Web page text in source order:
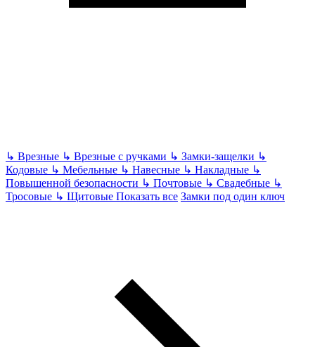
↳ Врезные ↳ Врезные с ручками ↳ Замки-защелки ↳
Кодовые ↳ Мебельные ↳ Навесные ↳ Накладные ↳
Повышенной безопасности ↳ Почтовые ↳ Свадебные ↳
Тросовые ↳ Щитовые Показать все Замки под один ключ